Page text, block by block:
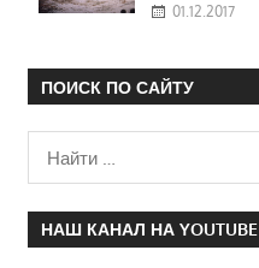
01.12.2017
ПОИСК ПО САЙТУ
НАШ КАНАЛ НА YOUTUBE